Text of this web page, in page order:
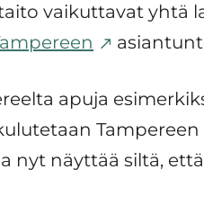
vaikuttavat yhtä
apuja
nyt näyttää siltä,